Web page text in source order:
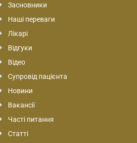
Засновники
Наші переваги
Лікарі
Відгуки
Відео
Супровід пацієнта
Новини
Вакансії
Часті питання
Статті